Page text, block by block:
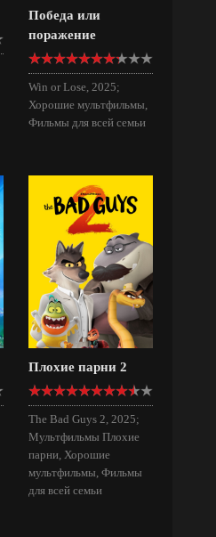
Победа или
поражение
Win or Lose, 2025;
Хорошие мультфильмы,
Фильмы для всей семьи
Плохие парни 2
The Bad Guys 2, 2025;
Мультфильмы Плохие
парни, Хорошие
мультфильмы, Фильмы
для всей семьи